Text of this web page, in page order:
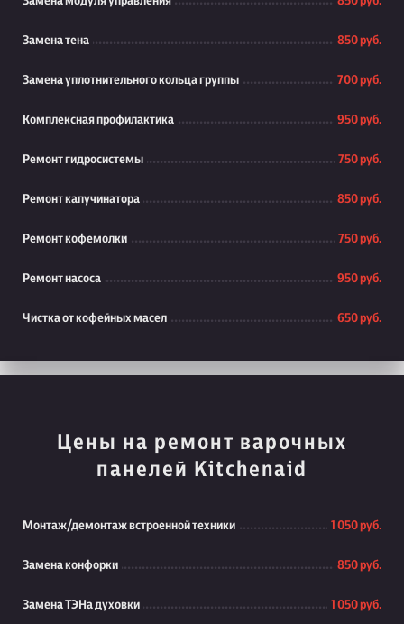
Замена тена 850 руб.
Замена уплотнительного кольца группы 700 руб.
Комплексная профилактика 950 руб.
Ремонт гидросистемы 750 руб.
Ремонт капучинатора 850 руб.
Ремонт кофемолки 750 руб.
Ремонт насоса 950 руб.
Чистка от кофейных масел 650 руб.
Цены на ремонт варочных
панелей Kitchenaid
Монтаж/демонтаж встроенной техники 1 050 руб.
Замена конфорки 850 руб.
Замена ТЭНа духовки 1 050 руб.